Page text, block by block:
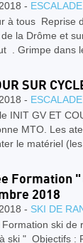
- ESCALADE
à tous Reprise
la Drôme et
. Grimpe dans
SUR
- ESCALADE
INIT GV ET
MTO. Les
le matériel (les
Formation
2018
- SKI DE
Formation ski de
ski " Objectifs :